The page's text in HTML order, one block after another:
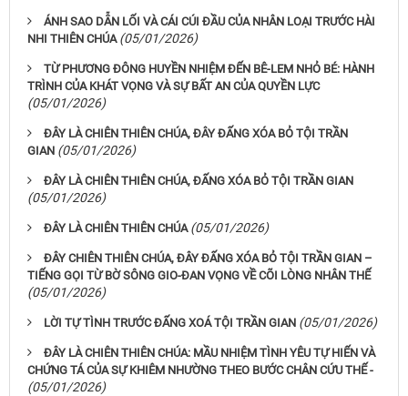
ÁNH SAO DẪN LỐI VÀ CÁI CÚI ĐẦU CỦA NHÂN LOẠI TRƯỚC HÀI
NHI THIÊN CHÚA (05/01/2026)
TỪ PHƯƠNG ĐÔNG HUYỀN NHIỆM ĐẾN BÊ-LEM NHỎ BÉ: HÀNH
TRÌNH CỦA KHÁT VỌNG VÀ SỰ BẤT AN CỦA QUYỀN LỰC
(05/01/2026)
ĐÂY LÀ CHIÊN THIÊN CHÚA, ĐÂY ĐẤNG XÓA BỎ TỘI TRẦN
GIAN (05/01/2026)
ĐÂY LÀ CHIÊN THIÊN CHÚA, ĐẤNG XÓA BỎ TỘI TRẦN GIAN
(05/01/2026)
ĐÂY LÀ CHIÊN THIÊN CHÚA (05/01/2026)
ĐÂY CHIÊN THIÊN CHÚA, ĐÂY ĐẤNG XÓA BỎ TỘI TRẦN GIAN –
TIẾNG GỌI TỪ BỜ SÔNG GIO-ĐAN VỌNG VỀ CÕI LÒNG NHÂN THẾ
(05/01/2026)
LỜI TỰ TÌNH TRƯỚC ĐẤNG XOÁ TỘI TRẦN GIAN (05/01/2026)
ĐÂY LÀ CHIÊN THIÊN CHÚA: MẦU NHIỆM TÌNH YÊU TỰ HIẾN VÀ
CHỨNG TÁ CỦA SỰ KHIÊM NHƯỜNG THEO BƯỚC CHÂN CỨU THẾ -
(05/01/2026)